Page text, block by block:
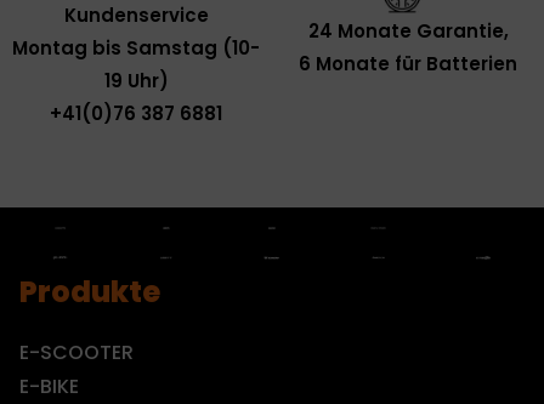
Kundenservice
Montag bis Samstag (10-
19 Uhr)
+41(0)76 387 6881
24 Monate Garantie,
6 Monate für Batterien
Produkte
E-SCOOTER
E-BIKE